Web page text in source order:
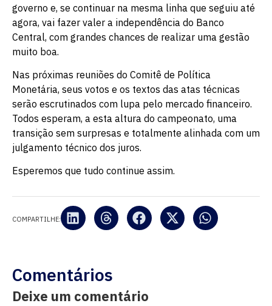
governo e, se continuar na mesma linha que seguiu até
agora, vai fazer valer a independência do Banco
Central, com grandes chances de realizar uma gestão
muito boa.
Nas próximas reuniões do Comitê de Política
Monetária, seus votos e os textos das atas técnicas
serão escrutinados com lupa pelo mercado financeiro.
Todos esperam, a esta altura do campeonato, uma
transição sem surpresas e totalmente alinhada com um
julgamento técnico dos juros.
Esperemos que tudo continue assim.
COMPARTILHE:
Comentários
Deixe um comentário